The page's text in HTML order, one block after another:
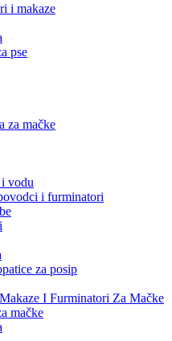
i makaze
pse
za mačke
i vodu
i furminatori
za posip
I Furminatori Za Mačke
mačke